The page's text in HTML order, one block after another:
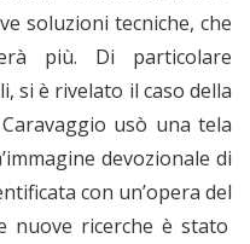
soluzioni tecniche, che
più. Di particolare
si è rivelato il caso della
usò una tela
devozionale di
con un’opera del
nuove ricerche è stato